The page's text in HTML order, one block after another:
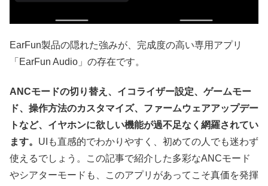
EarFun製品の隠れた強みが、完成度の高い専用アプリ
「EarFun Audio」の存在です。
ANCモードの切り替え、イコライザー設定、ゲームモー
ド、操作方法のカスタマイズ、ファームウェアアップデー
トなど、イヤホンに欲しい機能が過不足なく網羅されてい
ます。 UIも直感的でわかりやすく、初めての人でも迷わず
使えるでしょう。この記事で紹介した多彩なANCモード
やシアターモードも、このアプリがあってこそ真価を発揮